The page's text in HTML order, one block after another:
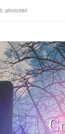
, photo360